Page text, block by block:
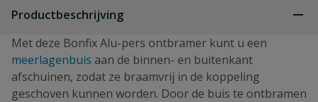
Productbeschrijving
Met deze Bonfix Alu-pers ontbramer kunt u een
meerlagenbuis aan de binnen- en buitenkant
afschuinen, zodat ze braamvrij in de koppeling
geschoven kunnen worden. Door de buis te ontbramen